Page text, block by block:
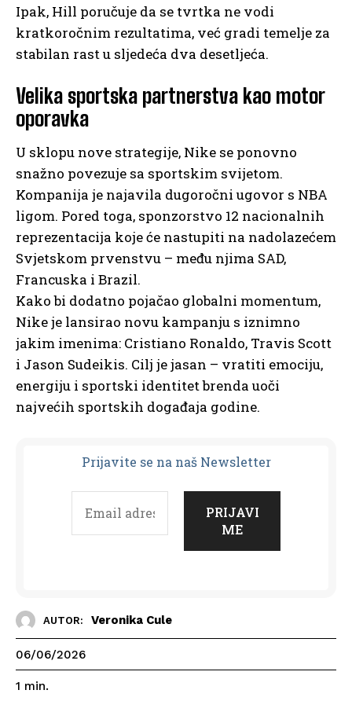
Ipak, Hill poručuje da se tvrtka ne vodi
kratkoročnim rezultatima, već gradi temelje za
stabilan rast u sljedeća dva desetljeća.
Velika sportska partnerstva kao motor
oporavka
U sklopu nove strategije, Nike se ponovno
snažno povezuje sa sportskim svijetom.
Kompanija je najavila dugoročni ugovor s NBA
ligom. Pored toga, sponzorstvo 12 nacionalnih
reprezentacija koje će nastupiti na nadolazećem
Svjetskom prvenstvu – među njima SAD,
Francuska i Brazil.
Kako bi dodatno pojačao globalni momentum,
Nike je lansirao novu kampanju s iznimno
jakim imenima: Cristiano Ronaldo, Travis Scott
i Jason Sudeikis. Cilj je jasan – vratiti emociju,
energiju i sportski identitet brenda uoči
najvećih sportskih događaja godine.
Prijavite se na naš Newsletter
AUTOR: Veronika Cule
06/06/2026
1 min.